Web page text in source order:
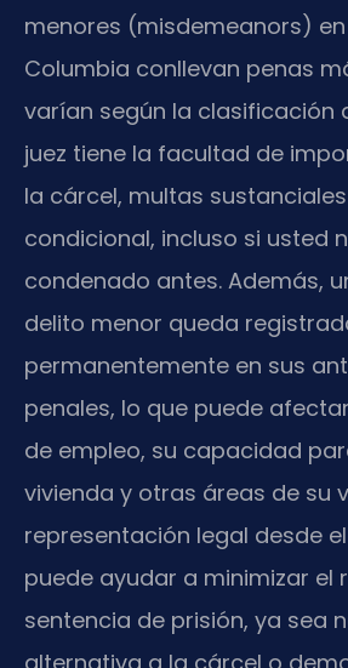
menores (misdemeanors)
Columbia conllevan penas
varían según la clasificación
juez tiene la facultad de
la cárcel, multas
condicional, incluso si usted
condenado antes. Además,
delito menor queda
permanentemente en sus
penales, lo que puede
de empleo, su capacidad
vivienda y otras áreas de su
representación legal desde
puede ayudar a minimizar el
sentencia de prisión, ya sea